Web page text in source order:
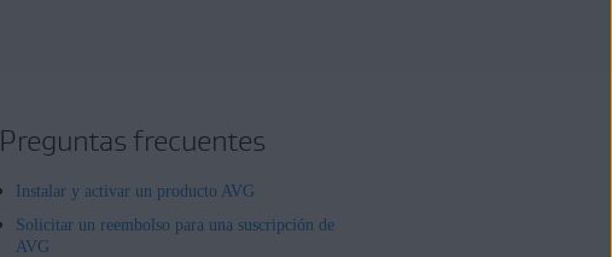
Preguntas frecuentes
Instalar y activar un producto AVG
Solicitar un reembolso para una suscripción de
AVG